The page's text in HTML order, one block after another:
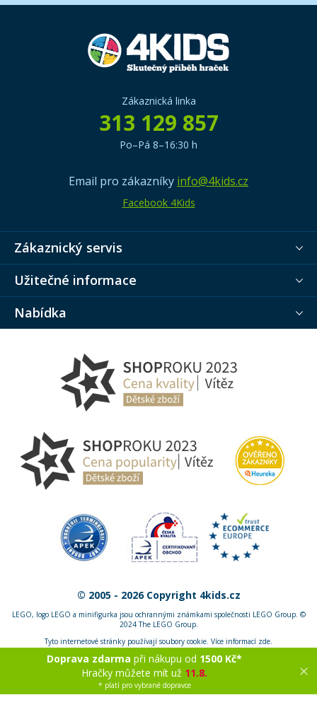
Zákaznická linka
313 129 857
Po–Pá 8–16:30 h
Email pro zákazníky info@4kids.cz
Facebook 4Kids
Zákaznický servis
Užitečné informace
Nabídka
© 2005 - 2026 Copyright 4kids.cz
LEGO, logo LEGO a minifigurka jsou ochrannými známkami společnosti LEGO Group. ©
2024 The LEGO Group.
Tyto internetové stránky používají soubory cookie. Více informací zde.
Zobrazit verzi pro desktop
Doprava zdarma při nákupu od 1500 Kč*
Hračky můžete mít už 11.8.
* platí pro vybrané dopravce